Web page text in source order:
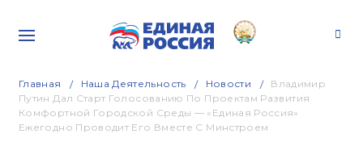
Главная Наша Деятельность Новости
Владимир
Путин Дал Старт Голосованию По Проектам Развития
Комфортной Городской Среды — «Единая Россия»
Ежегодно Проводит Его Вместе С Минстроем